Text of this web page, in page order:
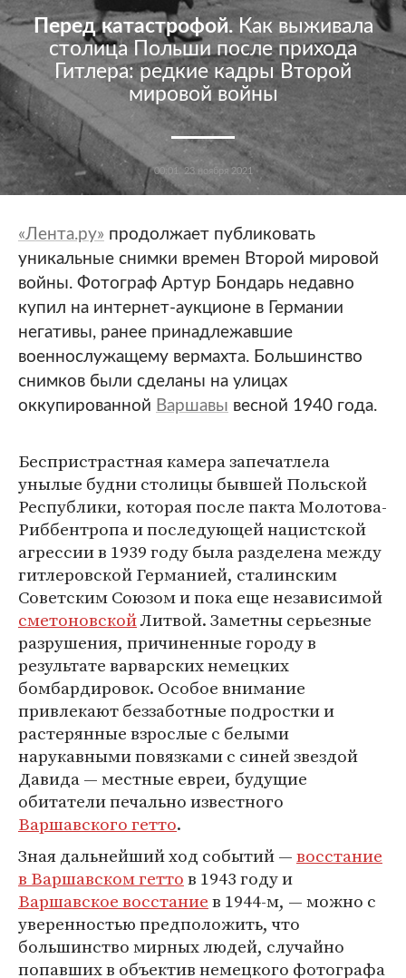
Перед катастрофой. Как выживала
столица Польши после прихода
Гитлера: редкие кадры Второй
мировой войны
00:01, 23 ноября 2021
«Лента.ру» продолжает публиковать
уникальные снимки времен Второй мировой
войны. Фотограф Артур Бондарь недавно
купил на интернет-аукционе в Германии
негативы, ранее принадлежавшие
военнослужащему вермахта. Большинство
снимков были сделаны на улицах
оккупированной Варшавы весной 1940 года.
Беспристрастная камера запечатлела
унылые будни столицы бывшей Польской
Республики, которая после пакта Молотова-
Риббентропа и последующей нацистской
агрессии в 1939 году была разделена между
гитлеровской Германией, сталинским
Советским Союзом и пока еще независимой
сметоновскойЛитвой. Заметны серьезные
разрушения, причиненные городу в
результате варварских немецких
бомбардировок. Особое внимание
привлекают беззаботные подростки и
растерянные взрослые с белыми
нарукавными повязками с синей звездой
Давида — местные евреи, будущие
обитатели печально известного
Варшавского гетто.
Зная дальнейший ход событий —восстание
в Варшавском геттов 1943 году и
Варшавское восстаниев 1944-м, — можно с
уверенностью предположить, что
большинство мирных людей, случайно
попавших в объектив немецкого фотографа